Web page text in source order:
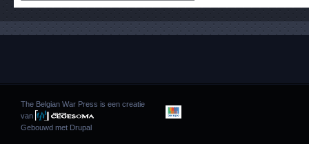
The Belgian War Press is een creatie
van
Gebouwd met Drupal